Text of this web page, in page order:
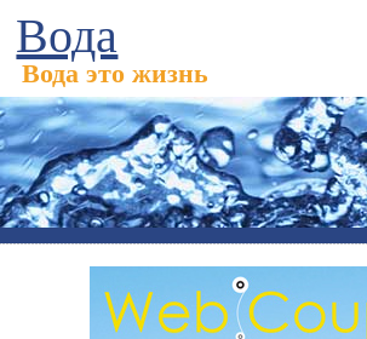
Вода
Вода это жизнь